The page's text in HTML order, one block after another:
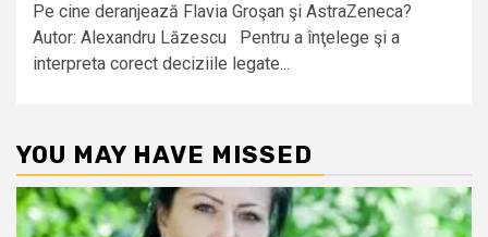
Pe cine deranjează Flavia Groşan şi AstraZeneca?
Autor: Alexandru Lăzescu Pentru a înţelege şi a
interpreta corect deciziile legate...
YOU MAY HAVE MISSED